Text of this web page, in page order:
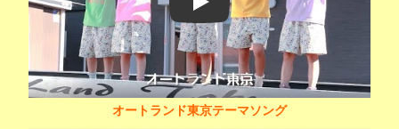
Play
オートランド東京テーマソング